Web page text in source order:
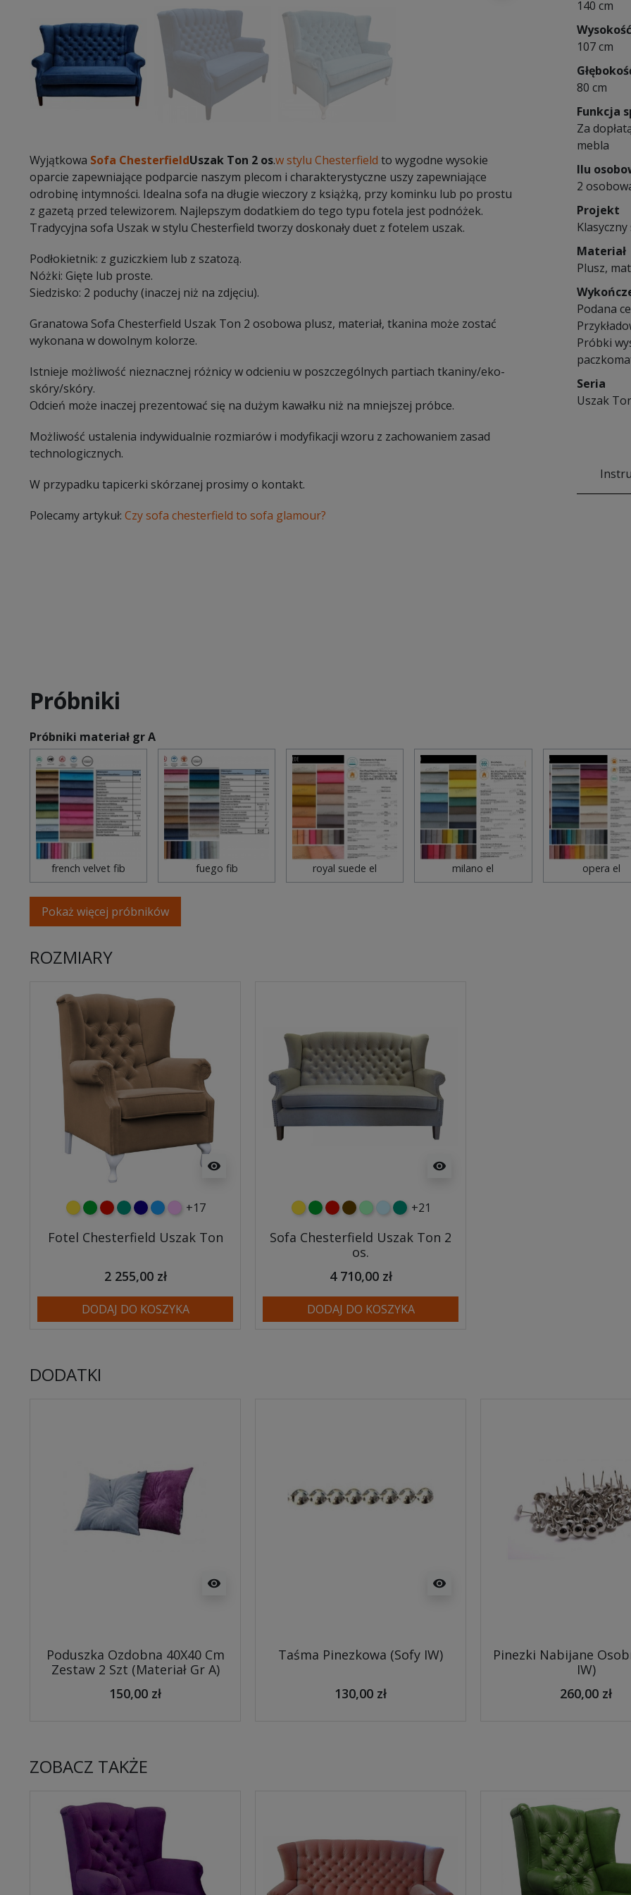
Wyjątkowa Sofa ChesterfieldUszak Ton 2 os.w stylu Chesterfield to wygodne wysokie
oparcie zapewniające podparcie naszym plecom i charakterystyczne uszy zapewniające
odrobinę intymności. Idealna sofa na długie wieczory z książką, przy kominku lub po prostu
z gazetą przed telewizorem. Najlepszym dodatkiem do tego typu fotela jest podnóżek.
Tradycyjna sofa Uszak w stylu Chesterfield tworzy doskonały duet z fotelem uszak.
Podłokietnik: z guziczkiem lub z szatozą.
Nóżki: Gięte lub proste.
Siedzisko: 2 poduchy (inaczej niż na zdjęciu).
Granatowa Sofa Chesterfield Uszak Ton 2 osobowa plusz, materiał, tkanina może zostać
wykonana w dowolnym kolorze.
Istnieje możliwość nieznacznej różnicy w odcieniu w poszczególnych partiach tkaniny/eko-
skóry/skóry.
Odcień może inaczej prezentować się na dużym kawałku niż na mniejszej próbce.
Możliwość ustalenia indywidualnie rozmiarów i modyfikacji wzoru z zachowaniem zasad
technologicznych.
W przypadku tapicerki skórzanej prosimy o kontakt.
Polecamy artykuł: Czy sofa chesterfield to sofa glamour?
140 cm
Wysokość
107 cm
80 cm
Funkcja
Za
mebla
Ilu
2
Projekt
Materiał
Plusz,
Podana
Próbki
Seria
Uszak
Próbniki
Próbniki materiał gr A
french velvet fib fuego fib royal suede el milano el opera el
Pokaż więcej próbników
ROZMIARY
visibility
żółtyzielonyczerwony
turkusowy
granatowy
niebieski
różowy
+17
Fotel Chesterfield Uszak Ton
2 255,00 zł
DODAJ DO KOSZYKA
visibility
żółtyzielonyczerwony
czekoladowy
miętowybłękitny
turkusowy
+21
Sofa Chesterfield Uszak Ton 2
os.
4 710,00 zł
DODAJ DO KOSZYKA
DODATKI
visibility
Poduszka Ozdobna 40X40 Cm
Zestaw 2 Szt (Materiał Gr A)
150,00 zł
visibility
Taśma Pinezkowa (Sofy IW)
130,00 zł
Pinezki Nabijane
IW)
260,00 zł
ZOBACZ TAKŻE